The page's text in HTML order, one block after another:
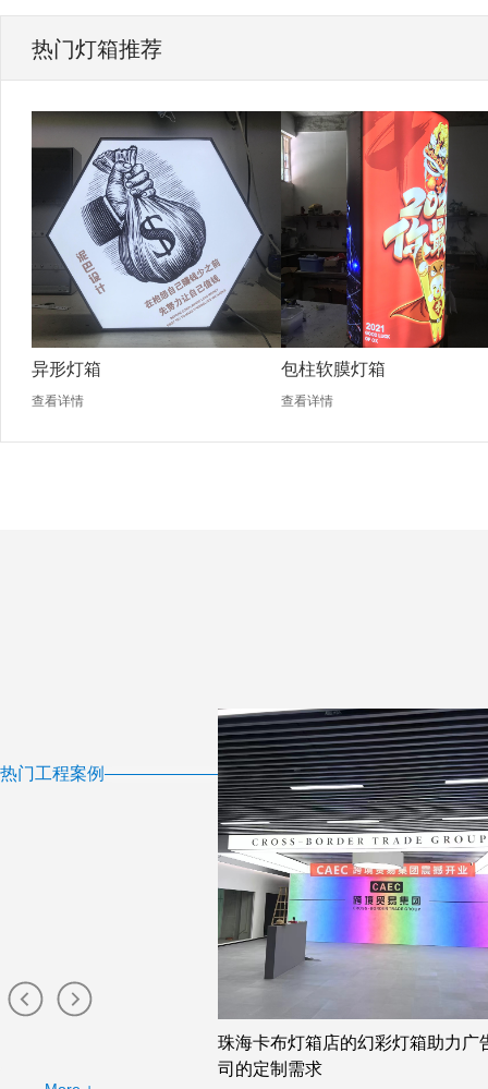
热门灯箱推荐
异形灯箱
查看详情
包柱软膜灯箱
查看详情
热门工程案例
珠海卡布灯箱店的幻彩灯箱助力广
司的定制需求